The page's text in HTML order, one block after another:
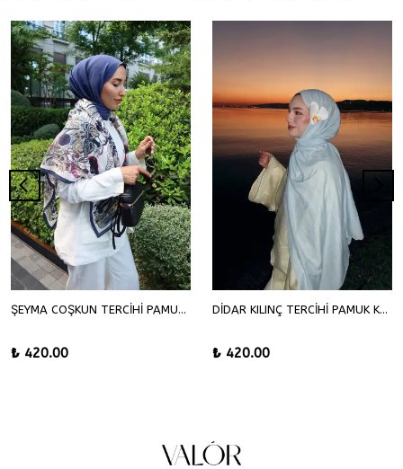
ŞEYMA COŞKUN TERCİHİ PAMUK KRAŞ ŞAL
₺ 420.00
DİDAR KILINÇ TERCİHİ PAMUK KRAŞ ŞAL
₺ 420.00